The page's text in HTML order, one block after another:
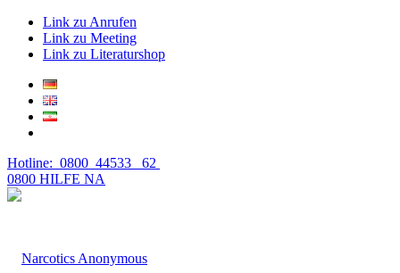
Link zu Anrufen
Link zu Meeting
Link zu Literaturshop
Hotline: 0800 44533 62
0800 HILFE NA